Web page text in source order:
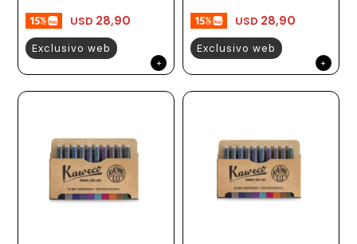
USD 28,90
Exclusivo web
USD 28,90
Exclusivo web